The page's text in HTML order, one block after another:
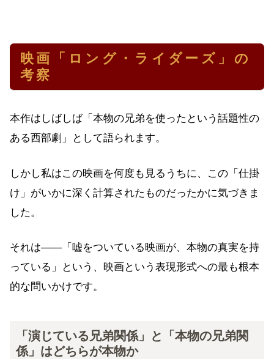
映画「ロング・ライダーズ」の
考察
本作はしばしば「本物の兄弟を使ったという話題性の
ある西部劇」として語られます。
しかし私はこの映画を何度も見るうちに、この「仕掛
け」がいかに深く計算されたものだったかに気づきま
した。
それは——「嘘をついている映画が、本物の真実を持
っている」という、映画という表現形式への最も根本
的な問いかけです。
「演じている兄弟関係」と「本物の兄弟関
係」はどちらが本物か